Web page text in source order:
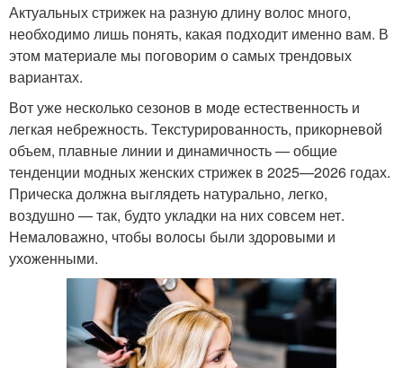
Актуальных стрижек на разную длину волос много,
необходимо лишь понять, какая подходит именно вам. В
этом материале мы поговорим о самых трендовых
вариантах.
Вот уже несколько сезонов в моде естественность и
легкая небрежность. Текстурированность, прикорневой
объем, плавные линии и динамичность — общие
тенденции модных женских стрижек в 2025—2026 годах.
Прическа должна выглядеть натурально, легко,
воздушно — так, будто укладки на них совсем нет.
Немаловажно, чтобы волосы были здоровыми и
ухоженными.